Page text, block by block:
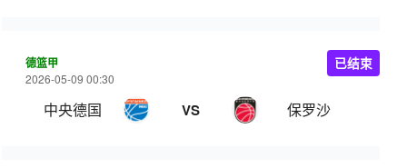
德篮甲
2026-05-09 00:30
中央德国 VS 保罗沙
已结束